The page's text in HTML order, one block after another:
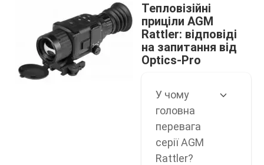
Тепловізійні
приціли AGM
Rattler: відповіді
на запитання від
Optics-Pro
У чому
головна
перевага
серії AGM
Rattler?